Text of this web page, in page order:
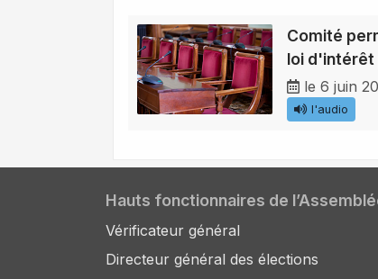
Comité
loi d'intérêt
le 6 juin
l'audio
Hauts fonctionnaires de
Vérificateur général
Directeur général des élections